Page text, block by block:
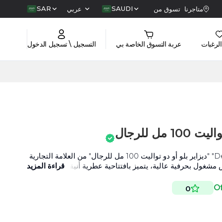
متاجرنا تسوق من SAUDI عربي SAR
عربة التسوق الخاصة بي التسجيل \ تسجيل الدخول
للرجال
عطر "Desire Blue Eau de Toilette" "ديزاير بلو أو دو تواليت 100 مل للرجال" من العلامة التجارية
بحرفية عالية، يتميز بافتتاحية عطرية أنيقة تجمعُ ما بين
قراءة المزيد
0